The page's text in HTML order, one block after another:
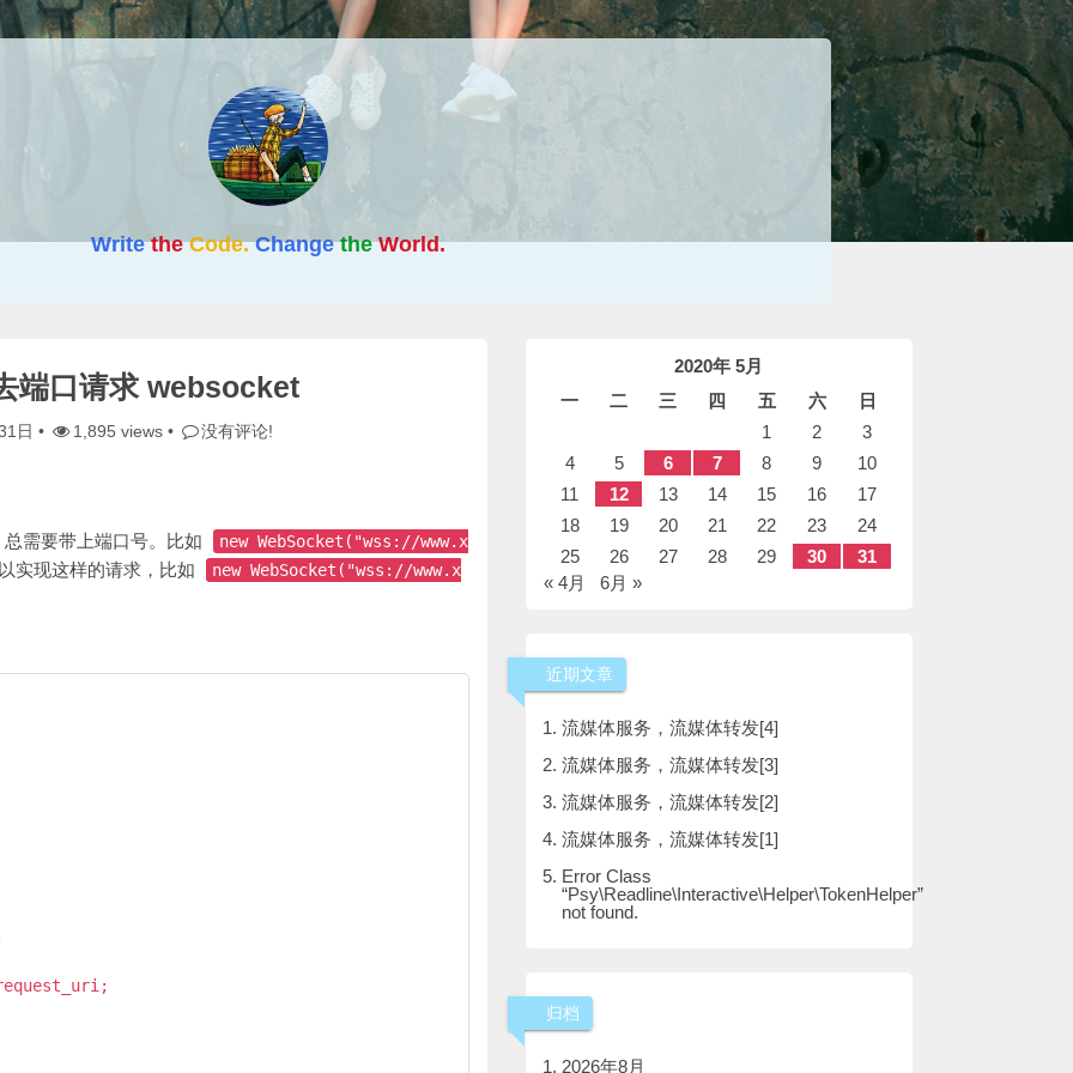
Write the Code. Change the World.
端口请求 websocket
日 • 1,895 views • 没有评论!
需要带上端口号。比如 new WebSocket("wss://www.x
实现这样的请求，比如 new WebSocket("wss://www.x
2020年 5月
一
二 三 四 五 六
日
1
2
3
4
5 6 7 8 9
10
11
12 13 14 15 16
17
18
19 20 21 22 23
24
25
26 27 28 29 30
31
« 4月
6月 »
近期文章
流媒体服务，流媒体转发[4]
流媒体服务，流媒体转发[3]
流媒体服务，流媒体转发[2]
流媒体服务，流媒体转发[1]
Error Class
“Psy\Readline\Interactive\Helper\TokenHelper”
not found.
归档
2026年8月